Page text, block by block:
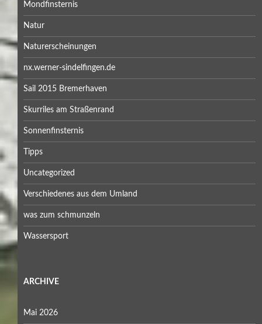
Mondfinsternis
Natur
Naturerscheinungen
nx.werner-sindelfingen.de
Sail 2015 Bremerhaven
Skurriles am Straßenrand
Sonnenfinsternis
Tipps
Uncategorized
Verschiedenes aus dem Umland
was zum schmunzeln
Wassersport
ARCHIVE
Mai 2026